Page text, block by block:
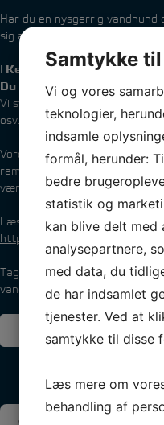
Har du en nysgerrig
sig at prøve kræfter med
I Kerteminde Sejlklubgør vi
Du skal kun medbringe ét
Vi stiller ALT det nødvendige
osv. Det er bare at møde op
Vores trænere står klar til at
rammer. Sejlads styrker både
være på vandet – og alle kan
Læs mere om Optimist-sejlads
https://kerteminde-sejlklub.dk/
Tag en ven under armen og
vandet!
Samtykke
Vi og vores
teknologier,
indsamle
formål, herunder:
bedre
statistik og
kan blive delt med
analysepartnere,
med data, du
de har indsamlet
tjenester. Ved at
samtykke til disse
Læs mere om
behandling af